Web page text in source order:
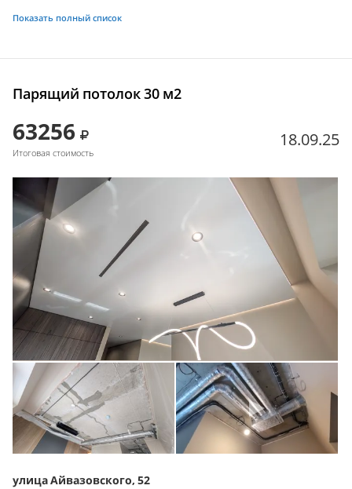
Показать полный список
Парящий потолок 30 м2
63256
Итоговая стоимость
18.09.25
улица Айвазовского, 52